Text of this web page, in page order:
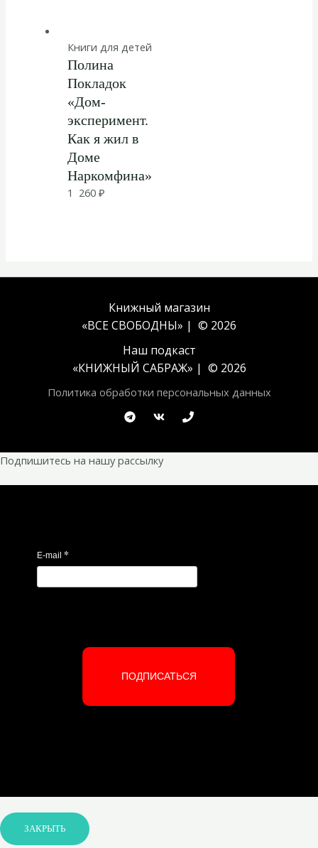
Книги для детей
Полина
Покладок
«Дом-
эксперимент.
Как я жил в
Доме
Наркомфина»
1 260₽
Книжный магазин
«ВСЕ СВОБОДНЫ» | © 2026
Наш подкаст
«КНИЖНЫЙ САБРАЖ» | © 2026
Политика обработки персональных данных
Подпишитесь на нашу рассылку
E-mail *
ПОДПИСАТЬСЯ
ЗАКРЫТЬ